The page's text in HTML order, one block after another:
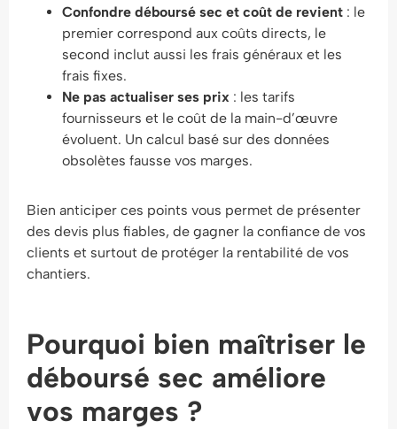
Confondre déboursé sec et coût de revient : le
premier correspond aux coûts directs, le
second inclut aussi les frais généraux et les
frais fixes.
Ne pas actualiser ses prix : les tarifs
fournisseurs et le coût de la main-d’œuvre
évoluent. Un calcul basé sur des données
obsolètes fausse vos marges.
Bien anticiper ces points vous permet de présenter
des devis plus fiables, de gagner la confiance de vos
clients et surtout de protéger la rentabilité de vos
chantiers.
Pourquoi bien maîtriser le
déboursé sec améliore
vos marges ?